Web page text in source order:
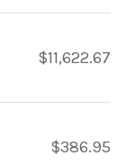
$11,622.67
$386.95